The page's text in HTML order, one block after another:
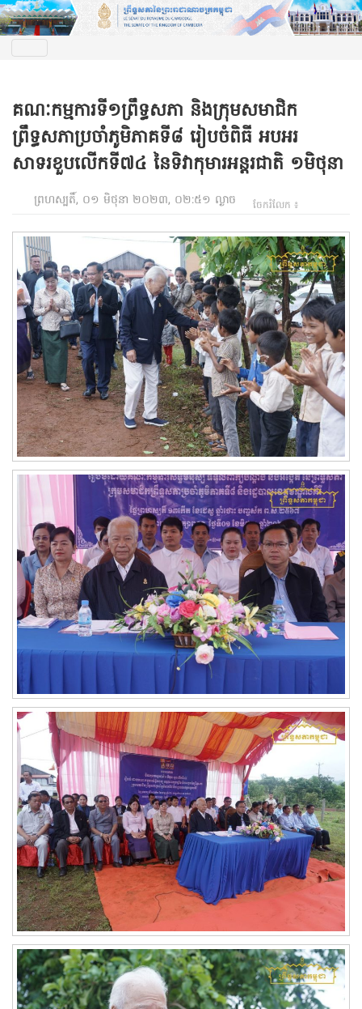
គណៈកម្មការទី១ព្រឹទ្ធសភា និងក្រុមសមាជិក
ព្រឹទ្ធសភាប្រចាំភូមិភាគទី៨ រៀបចំពិធី អបអរ
សាទរខួបលើកទី៧៤ នៃទិវាកុមារអន្តរជាតិ ១មិថុនា
ព្រហស្បតិ៍, ០១ មិថុនា ២០២៣, ០២:៥១ ល្ងាច ចែករំលែក ៖